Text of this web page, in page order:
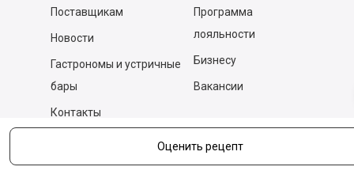
Оценить рецепт
Поставщикам
Новости
Гастрономы и устричные
бары
Контакты
Программа
лояльности
Бизнесу
Вакансии